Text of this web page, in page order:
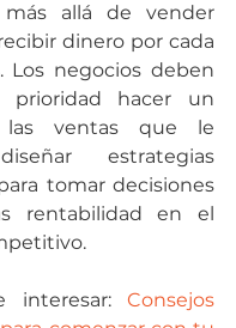
más allá de vender
dinero por cada
Los negocios deben
prioridad hacer un
las ventas que le
estrategias
tomar decisiones
rentabilidad en el
interesar: Consejos